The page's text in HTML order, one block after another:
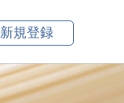
新規登録